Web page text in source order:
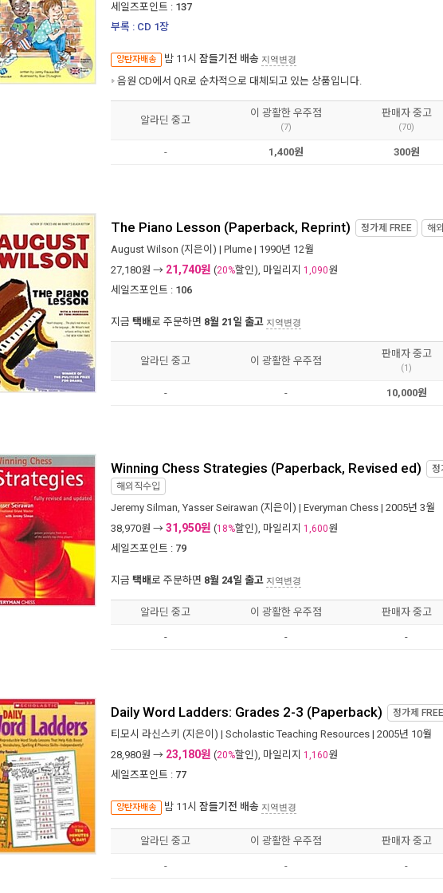
세일즈포인트 : 137
부록 : CD 1장
양탄자배송 밤 11시 잠들기전 배송 지역변경
음원 CD에서 QR로 순차적으로 대체되고 있는 상품입니다.
알라딘 중고
이 광활한 우주점
(7)
판매자 중고
(70)
- 1,400원 300원
The Piano Lesson (Paperback, Reprint) 정가제 FREE 해
August Wilson (지은이) | Plume | 1990년 12월
27,180원 → 21,740원 (20%할인), 마일리지 1,090원
세일즈포인트 : 106
지금 택배로 주문하면 8월 21일 출고 지역변경
알라딘 중고 이 광활한 우주점
판매자 중고
(1)
- - 10,000원
Winning Chess Strategies (Paperback, Revised ed) 정
해외직수입
Jeremy Silman, Yasser Seirawan (지은이) | Everyman Chess | 2005년 3월
38,970원 → 31,950원 (18%할인), 마일리지 1,600원
세일즈포인트 : 79
지금 택배로 주문하면 8월 24일 출고 지역변경
알라딘 중고 이 광활한 우주점 판매자 중고
- - -
Daily Word Ladders: Grades 2-3 (Paperback) 정가제 FREE
티모시 라신스키 (지은이) | Scholastic Teaching Resources | 2005년 10월
28,980원 → 23,180원 (20%할인), 마일리지 1,160원
세일즈포인트 : 77
양탄자배송 밤 11시 잠들기전 배송 지역변경
알라딘 중고 이 광활한 우주점 판매자 중고
- - -